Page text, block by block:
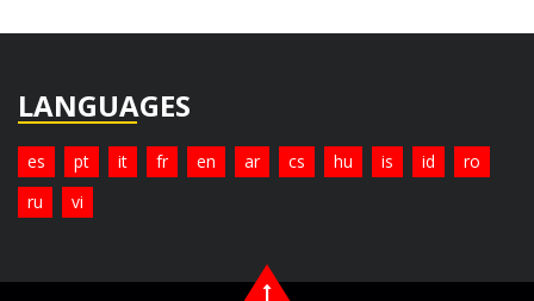
LANGUAGES
es pt it fr en ar cs hu is id
ro
ru
vi